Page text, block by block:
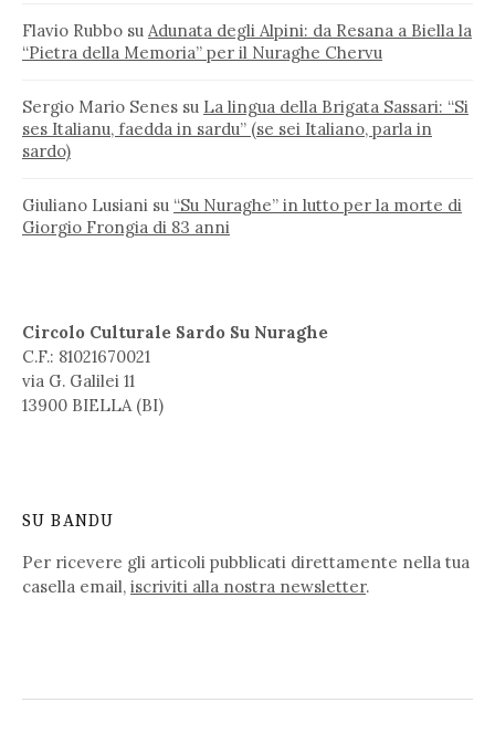
Flavio Rubbo su Adunata degli Alpini: da Resana a Biella la
“Pietra della Memoria” per il Nuraghe Chervu
Sergio Mario Senes su La lingua della Brigata Sassari: “Si
ses Italianu, faedda in sardu” (se sei Italiano, parla in
sardo)
Giuliano Lusiani su “Su Nuraghe” in lutto per la morte di
Giorgio Frongia di 83 anni
Circolo Culturale Sardo Su Nuraghe
C.F.: 81021670021
via G. Galilei 11
13900 BIELLA (BI)
SU BANDU
Per ricevere gli articoli pubblicati direttamente nella tua
casella email, iscriviti alla nostra newsletter.